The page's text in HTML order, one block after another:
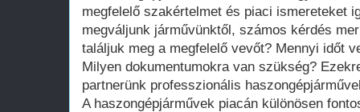
megfelelő szakértelmet és piaci ismereteket
megváljunk járművünktől, számos kérdés
találjuk meg a megfelelő vevőt? Mennyi időt
Milyen dokumentumokra van szükség?
partnerünk professzionális
A haszongépjárművek piacán különösen